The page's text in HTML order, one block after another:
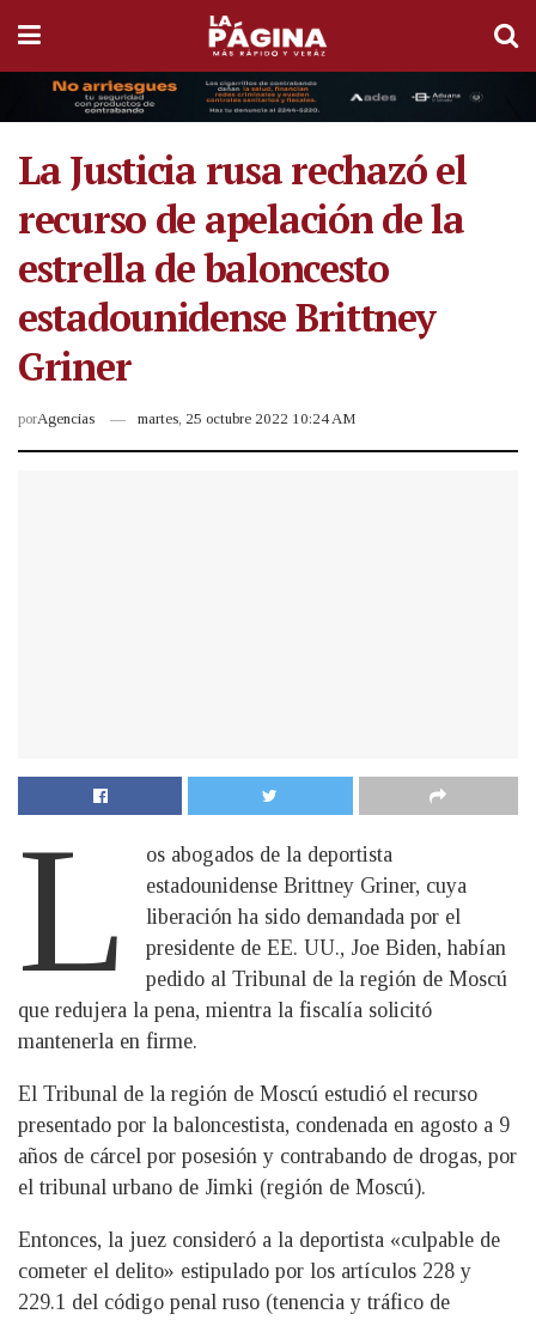
La Justicia rusa rechazó el
recurso de apelación de la
estrella de baloncesto
estadounidense Brittney
Griner
porAgencias martes, 25 octubre 2022 10:24 AM
L
os abogados de la deportista
estadounidense Brittney Griner, cuya
liberación ha sido demandada por el
presidente de EE. UU., Joe Biden, habían
pedido al Tribunal de la región de Moscú
que redujera la pena, mientra la fiscalía solicitó
mantenerla en firme.
El Tribunal de la región de Moscú estudió el recurso
presentado por la baloncestista, condenada en agosto a 9
años de cárcel por posesión y contrabando de drogas, por
el tribunal urbano de Jimki (región de Moscú).
Entonces, la juez consideró a la deportista «culpable de
cometer el delito» estipulado por los artículos 228 y
229.1 del código penal ruso (tenencia y tráfico de